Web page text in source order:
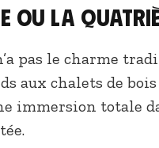
ou La
pas le charme
aux chalets de
immersion totale